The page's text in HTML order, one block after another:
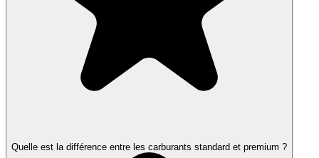
Quelle est la différence entre les carburants standard et premium ?